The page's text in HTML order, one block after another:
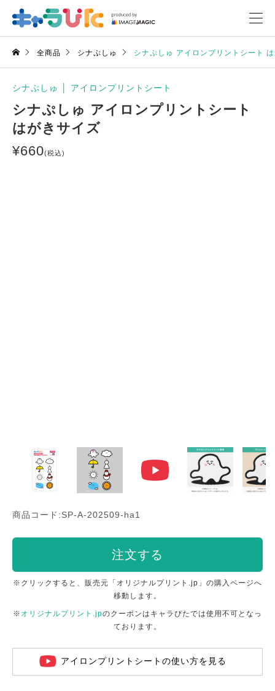
全商品 シナぷしゅ シナぷしゅ アイロンプリントシート
シナぷしゅ アイロンプリントシート
シナぷしゅ アイロンプリントシート
はがきサイズ
¥660(税込)
商品コード:SP-A-202509-ha1
注文する
※クリックすると、販売元「オリジナルプリント.jp」の購入ページへ
移動します。
※ オリジナルプリント.jpのクーポンはキャラぴたでは使用不可となっ
ております。
アイロンプリントシートの使い方を見る